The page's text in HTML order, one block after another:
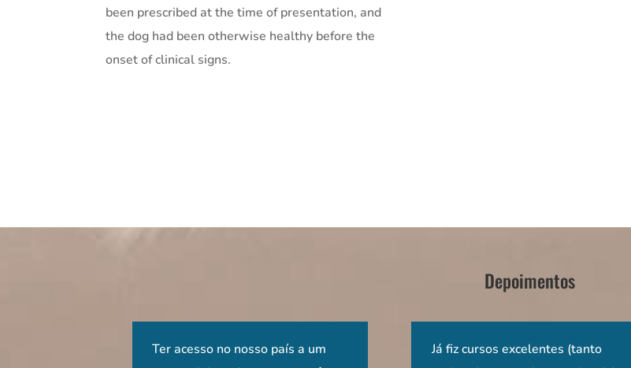
been prescribed at the time of presentation, and
the dog had been otherwise healthy before the
onset of clinical signs.
Depoimentos
Ter acesso no nosso país a um
Um curso de aprendizagem
do Dr Ronaldo Casimiro é
O curso é extremamente
Já fiz cursos excelentes (tanto
Sensacional! Importante tanto
Curso de alta complexidade,